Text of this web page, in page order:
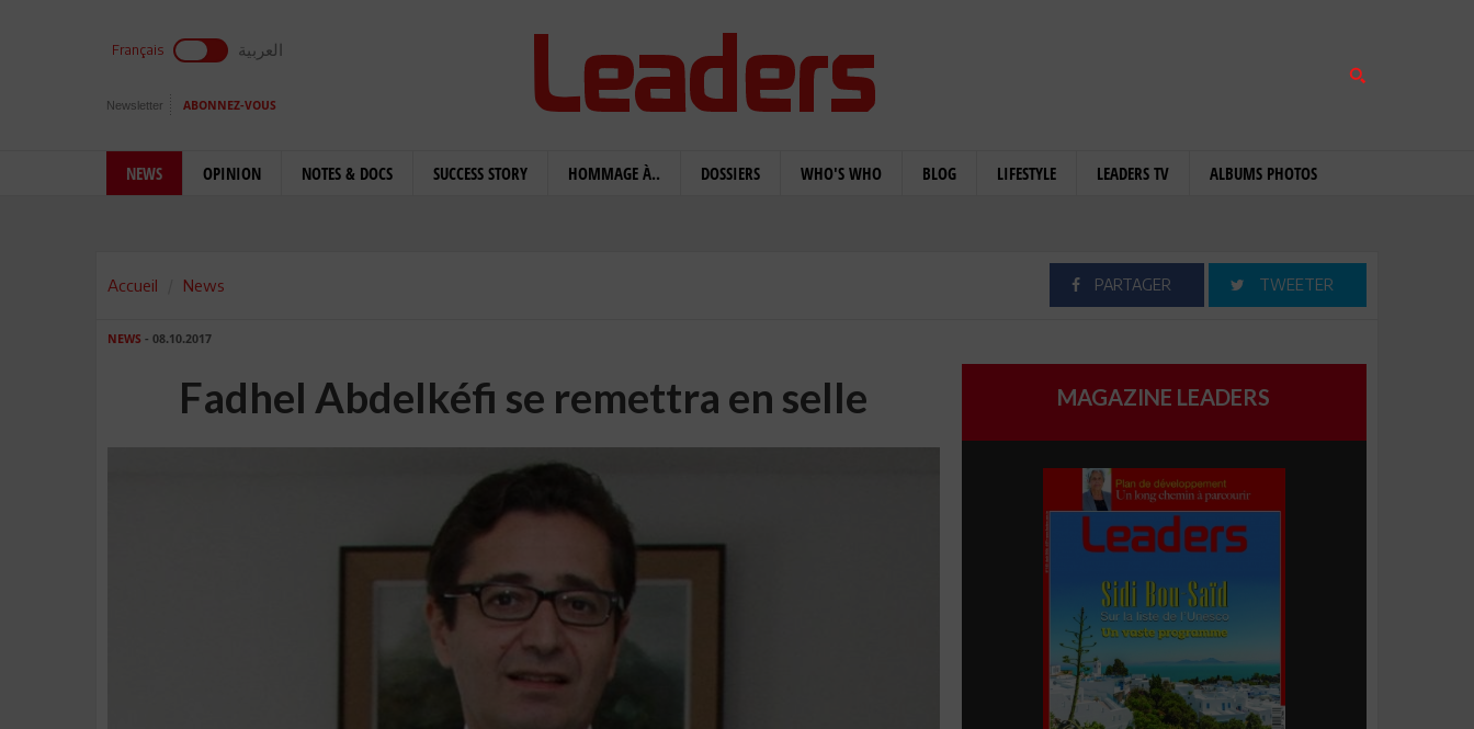
Français العربية
Newsletter ABONNEZ-VOUS
NEWS OPINION NOTES & DOCS SUCCESS STORY HOMMAGE À.. DOSSIERS WHO'S WHO BLOG LIFESTYLE LEADERS TV ALBUMS PHOTOS
Accueil News PARTAGER TWEETER
NEWS - 08.10.2017
Fadhel Abdelkéfi se remettra en selle MAGAZINE LEADERS